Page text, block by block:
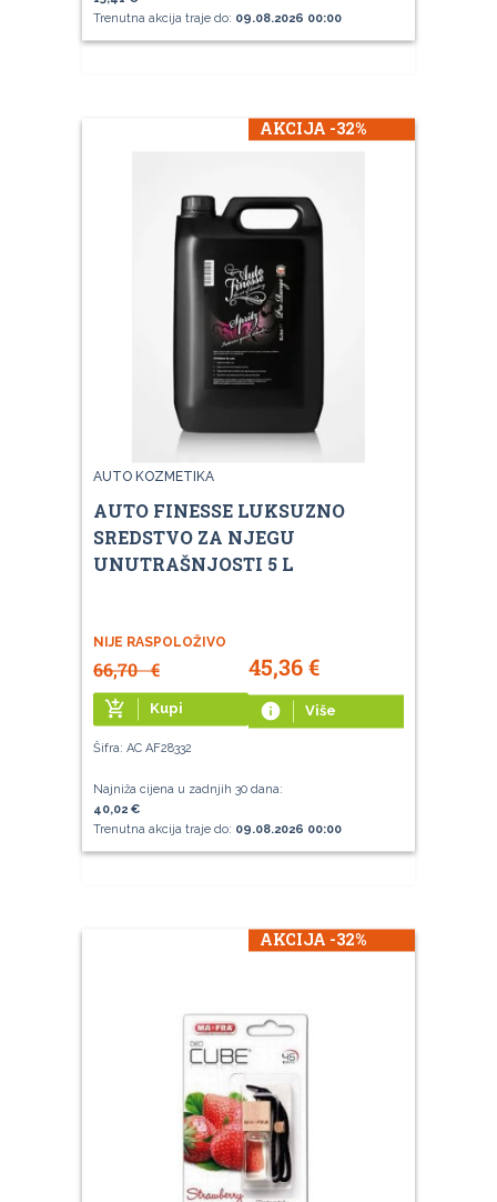
Trenutna akcija traje do: 09.08.2026 00:00
AKCIJA -32%
AUTO KOZMETIKA
AUTO FINESSE LUKSUZNO
SREDSTVO ZA NJEGU
UNUTRAŠNJOSTI 5 L
NIJE RASPOLOŽIVO
66,70€ 45,36€
add_shopping_cart Kupi info Više
Šifra: AC AF28332
Najniža cijena u zadnjih 30 dana:
40,02 €
Trenutna akcija traje do: 09.08.2026 00:00
AKCIJA -32%